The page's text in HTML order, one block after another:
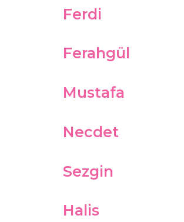
Ferdi
Ferahgül
Mustafa
Necdet
Sezgin
Halis